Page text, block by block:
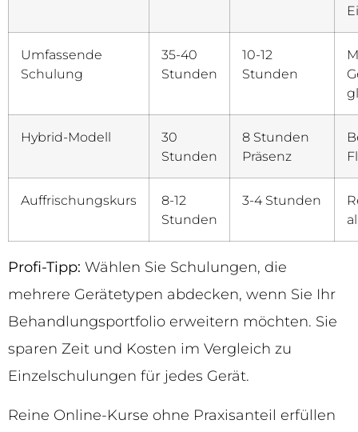
Umfassende
Schulung
35-40
Stunden
10-12
Stunden
Hybrid-Modell
30
Stunden
8 Stunden
Präsenz
Auffrischungskurs
8-12
Stunden
3-4 Stunden
Profi-Tipp: Wählen Sie Schulungen, die
mehrere Gerätetypen abdecken, wenn Sie Ihr
Behandlungsportfolio erweitern möchten. Sie
sparen Zeit und Kosten im Vergleich zu
Einzelschulungen für jedes Gerät.
Reine Online-Kurse ohne Praxisanteil erfüllen